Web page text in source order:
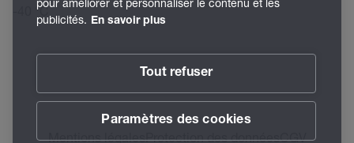
-40 °C
Mentions légalesProtection des donnéesCGV
pour améliorer et personnaliser le contenu et les
publicités. En savoir plus
Tout refuser
Paramètres des cookies